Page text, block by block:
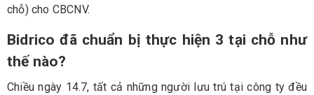
chỗ) cho CBCNV.
Bidrico đã chuẩn bị thực hiện 3 tại chỗ như
thế nào?
Chiều ngày 14.7, tất cả những người lưu trú tại công ty đều